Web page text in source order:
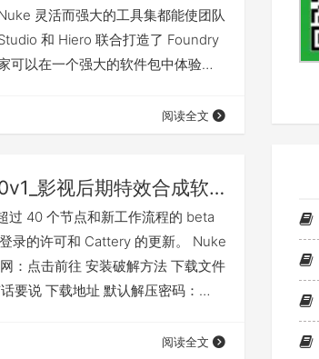
灵活而强大的工具集都能使团队
和 Hiero 联合​​打造了 Foundry
可以在一个强大的软件包中体验无
、完整的 OTIO 往返支持
阅读全文
The Foundry Nuke 14.0v1_影视后期特效合成软件（Win&Mac&Linux）
过 40 个节点和新工作流程的 beta
录的许可和 Cattery 的更新。 Nuke
：点击前往 安装破解方法 下载文件
要说 下载地址 默认解压密码：
阅读全文